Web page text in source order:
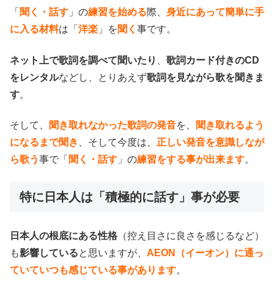
「 聞く・話す 」の練習を始める際、 身近にあって簡単に手
に入る材料は「 洋楽 」を聞く 事です。
ネット上で歌詞を調べて聞いたり
歌詞カード付きのCD
をレンタルなどし、とりあえず歌詞を見ながら歌を聞きま
す。
そして、 聞き取れなかった歌詞の発音を、
聞き取れるよう
になるまで聞き
、そして今度は、 正しい発音を意識しなが
ら歌う事で「 聞く・話す 」の練習をする事が出来ます。
特に日本人は「積極的に話す」事が必要
日本人の根底にある性格 （控え目さに良さを感じるなど）
も影響していると思いますが、 AEON（イーオン）に通っ
ていていつも感じている事があります。